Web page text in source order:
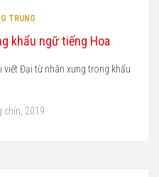
TRUNG
khẩu ngữ tiếng Hoa
viết Đại từ nhân xưng trong khẩu
chín, 2019